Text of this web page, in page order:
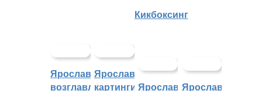
Ярославцы
возглавляют
Ярославские
картингисты
Кикбоксинг
ЯрославцыЯрославский